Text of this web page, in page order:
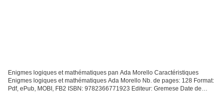
Enigmes logiques et mathématiques pan Ada Morello Caractéristiques
Enigmes logiques et mathématiques Ada Morello Nb. de pages: 128 Format:
Pdf, ePub, MOBI, FB2 ISBN: 9782366771923 Editeur: Gremese Date de